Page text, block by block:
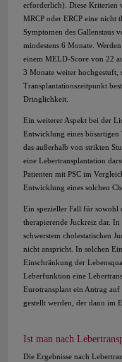
erforderlich). Diese Kriterien
MRCP oder ERCP eine nicht
Symptomen des Gallenstaus
mindestens 6 Monate.
einem MELD-Score von 22
3 Monate weiter hochgestuft,
Transplantationszeitpunkt
Dringlichkeit.
Ein weiterer Aspekt bei der
Entwicklung eines
das außerhalb von strikten
eine Lebertransplantation
Patienten mit PSC im
Entwicklung eines solchen
Ein spezieller Fall für sowohl
therapierende Juckreiz dar.
schwerstem cholestatischen
nicht anspricht. In solchen
Einschränkung der
Leberfunktion eine
Eurotransplant ein Antrag auf
gestellt werden, der dann im
Ist man nach
Die Ergebnisse nach